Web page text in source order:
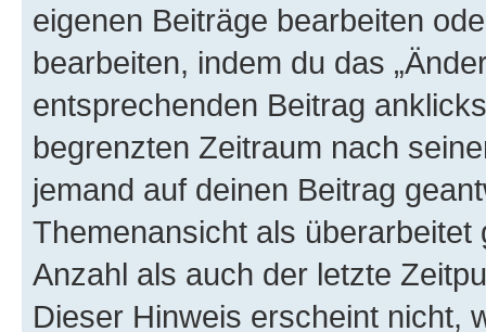
eigenen Beiträge bearbeiten
bearbeiten, indem du das
entsprechenden Beitrag
begrenzten Zeitraum nach
jemand auf deinen Beitrag
Themenansicht als
Anzahl als auch der letzte
Dieser Hinweis erscheint nicht,